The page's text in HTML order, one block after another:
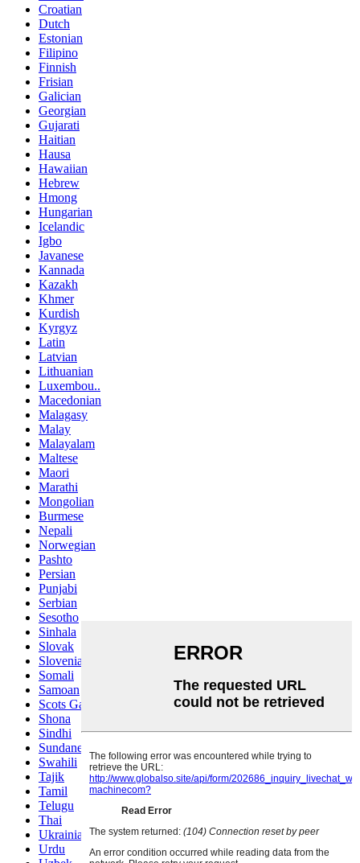
Croatian
Dutch
Estonian
Filipino
Finnish
Frisian
Galician
Georgian
Gujarati
Haitian
Hausa
Hawaiian
Hebrew
Hmong
Hungarian
Icelandic
Igbo
Javanese
Kannada
Kazakh
Khmer
Kurdish
Kyrgyz
Latin
Latvian
Lithuanian
Luxembou..
Macedonian
Malagasy
Malay
Malayalam
Maltese
Maori
Marathi
Mongolian
Burmese
Nepali
Norwegian
Pashto
Persian
Punjabi
Serbian
Sesotho
Sinhala
Slovak
Slovenian
Somali
Samoan
Scots Gaelic
Shona
Sindhi
Sundanese
Swahili
Tajik
Tamil
Telugu
Thai
Ukrainian
Urdu